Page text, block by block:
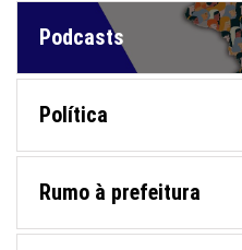
Podcasts
Política
Rumo à prefeitura